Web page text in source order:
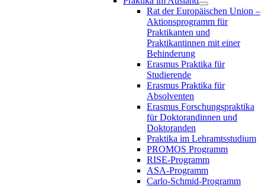
Rat der Europäischen Union –
Aktionsprogramm für
Praktikanten und
Praktikantinnen mit einer
Behinderung
Erasmus Praktika für
Studierende
Erasmus Praktika für
Absolventen
Erasmus Forschungspraktika
für Doktorandinnen und
Doktoranden
Praktika im Lehramtsstudium
PROMOS Programm
RISE-Programm
ASA-Programm
Carlo-Schmid-Programm